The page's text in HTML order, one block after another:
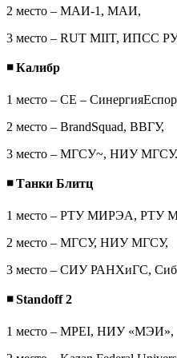
2 место – МАИ-1, МАИ,
3 место – RUT MIIT, ИПСС
◾Калибр
1 место – СЕ –
2 место – BrandSquad, ВВГУ,
3 место – МГСУ~, НИУ МГСУ.
◾Танки Блитц
1 место – РТУ МИРЭА, РТУ
2 место – МГСУ, НИУ МГСУ,
3 место – СИУ РАНХиГС,
◾Standoff 2
1 место – MPEI, НИУ «МЭИ»,